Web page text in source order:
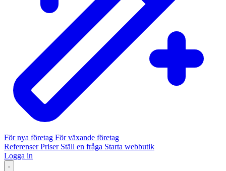
För nya företag För växande företag
ReferenserPriser Ställ en fråga Starta webbutik
Logga in